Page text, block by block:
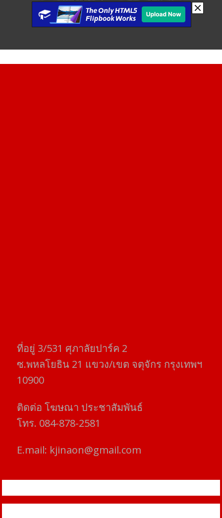
ที่อยู่​ 3/531​ ศุภาลัยปาร์ค​ 2
ซ.พหลโยธิน​ 21​ แขวง/เขต​ จตุจักร​ กรุงเทพฯ
10900
ติดต่อ​ โฆษณา​ ประชาสัมพันธ์
โทร​. 084-878-2581
E.mail: kjinaon@gmail.com